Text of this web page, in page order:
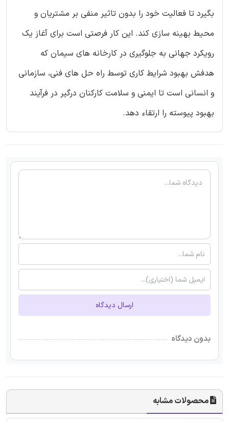
بگیرد تا فعالیت خود را بدون تاثیر منفی بر مشتریان و
محیط بهینه سازی کند. این کار فرصتی است برای آغاز یک
رویکرد جهانی به جلوگیری در کارخانه های سیمان که
هدفش بهبود شرایط کاری توسط راه حل های فنی، سازمانی
و انسانی است تا ایمنی و سلامت کارکنان درگیر در فرآیند
بهبود پیوسته را ارتقاء دهد.
ارسال دیدگاه
بدون دیدگاه
محصولات مشابه